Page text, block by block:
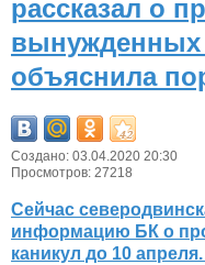
рассказал о
вынужденных
объяснила
Создано: 03.04.2020 20:30
Просмотров: 27218
Сейчас
информацию БК о
каникул до 10 апреля.